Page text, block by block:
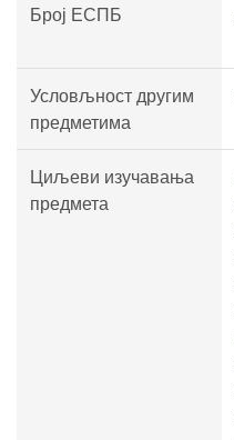
Број ЕСПБ
Условљност другим
предметима
Циљеви изучавања
предмета